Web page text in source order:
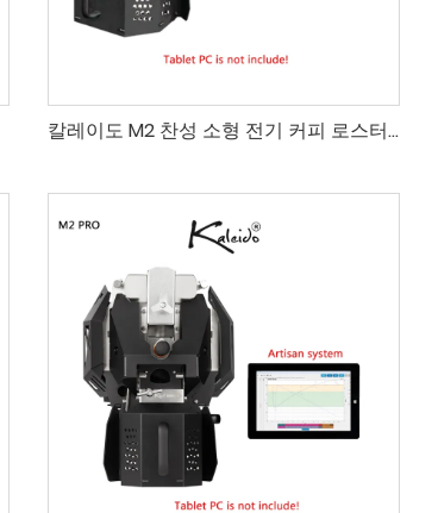
칼레이도 M2 찬성 소형 전기 커피 로스터 머신 (가정용 로스터용)